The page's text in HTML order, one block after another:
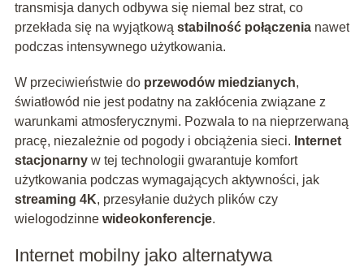
transmisja danych odbywa się niemal bez strat, co
przekłada się na wyjątkową stabilność połączenianawet
podczas intensywnego użytkowania.
W przeciwieństwie do przewodów miedzianych,
światłowód nie jest podatny na zakłócenia związane z
warunkami atmosferycznymi. Pozwala to na nieprzerwaną
pracę, niezależnie od pogody i obciążenia sieci. Internet
stacjonarnyw tej technologii gwarantuje komfort
użytkowania podczas wymagających aktywności, jak
streaming 4K, przesyłanie dużych plików czy
wielogodzinne wideokonferencje.
Internet mobilny jako alternatywa